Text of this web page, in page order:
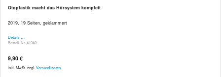
Otoplastik macht das Hörsystem komplett
2019, 19 Seiten, geklammert
Details …
Bestell-Nr. 41040
9,90 €
inkl. MwSt. zzgl. Versandkosten